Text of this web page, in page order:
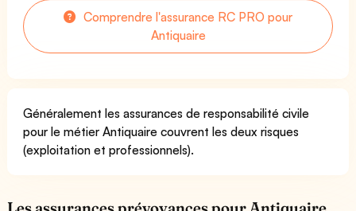
Comprendre l'assurance RC PRO pour
Antiquaire
Généralement les assurances de responsabilité civile
pour le métier Antiquaire couvrent les deux risques
(exploitation et professionnels).